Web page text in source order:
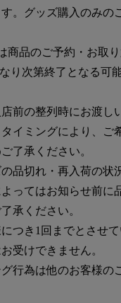
。グッズ購入のみの
商品のご予約・お取
り次第終了となる可
前の整列時にお渡し
イミングにより、ご
了承ください。
品切れ・再入荷の状
ってはお知らせ前に
承ください。
つき1回までとさせ
受けできません。
行為は他のお客様の